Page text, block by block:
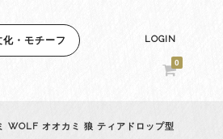
化・モチーフ LOGIN
0
WOLF オオカミ 狼 ティアドロップ型